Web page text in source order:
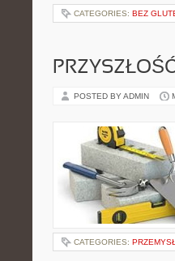
CATEGORIES: BEZ
POSTED BY ADMIN
CATEGORIES: